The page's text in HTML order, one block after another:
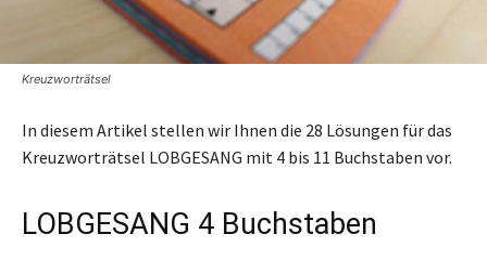
Kreuzworträtsel
In diesem Artikel stellen wir Ihnen die 28 Lösungen für das
Kreuzworträtsel LOBGESANG mit 4 bis 11 Buchstaben vor.
LOBGESANG 4 Buchstaben